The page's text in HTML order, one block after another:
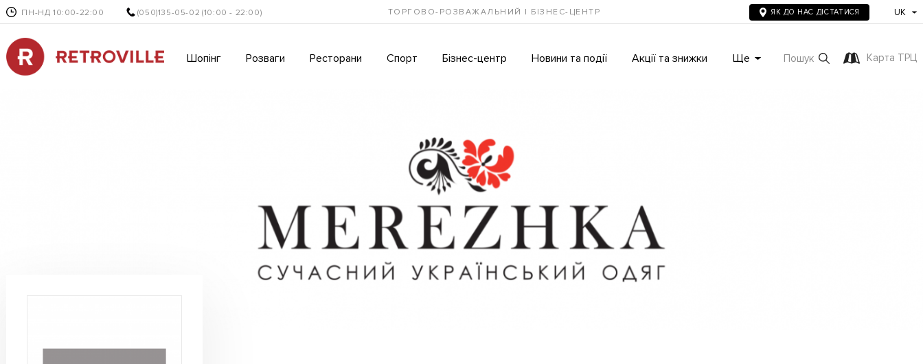
ПН-НД 10:00-22:00 (050)135-05-02 (10:00 - 22:00) ТОРГОВО-РОЗВАЖАЛЬНИЙ І БІЗНЕС-ЦЕНТР ЯК ДО НАС ДІСТАТИСЯ UK
Шопінг Розваги Ресторани Спорт Бізнес-центр Новини та події Акції та знижки Ще Пошук Карта ТРЦ